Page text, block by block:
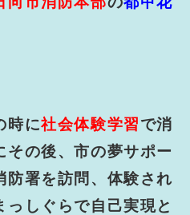
時に社会体験学習で消
その後、市の夢サポー
防署を訪問、体験され
しぐらで自己実現と